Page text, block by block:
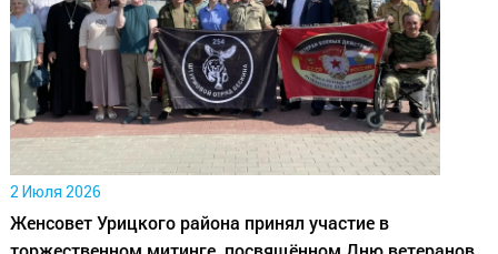
2 Июля 2026
Женсовет Урицкого района принял участие в